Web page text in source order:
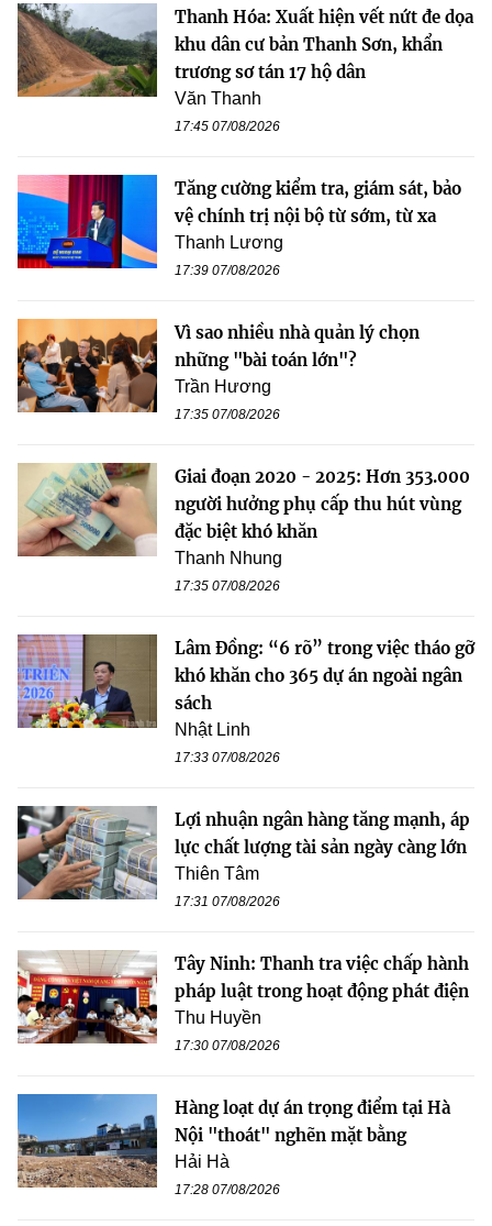
Thanh Hóa: Xuất hiện vết nứt đe dọa
khu dân cư bản Thanh Sơn, khẩn
trương sơ tán 17 hộ dân
Văn Thanh
17:45 07/08/2026
Tăng cường kiểm tra, giám sát, bảo
vệ chính trị nội bộ từ sớm, từ xa
Thanh Lương
17:39 07/08/2026
Vì sao nhiều nhà quản lý chọn
những "bài toán lớn"?
Trần Hương
17:35 07/08/2026
Giai đoạn 2020 - 2025: Hơn 353.000
người hưởng phụ cấp thu hút vùng
đặc biệt khó khăn
Thanh Nhung
17:35 07/08/2026
Lâm Đồng: “6 rõ” trong việc tháo gỡ
khó khăn cho 365 dự án ngoài ngân
sách
Nhật Linh
17:33 07/08/2026
Lợi nhuận ngân hàng tăng mạnh, áp
lực chất lượng tài sản ngày càng lớn
Thiên Tâm
17:31 07/08/2026
Tây Ninh: Thanh tra việc chấp hành
pháp luật trong hoạt động phát điện
Thu Huyền
17:30 07/08/2026
Hàng loạt dự án trọng điểm tại Hà
Nội "thoát" nghẽn mặt bằng
Hải Hà
17:28 07/08/2026